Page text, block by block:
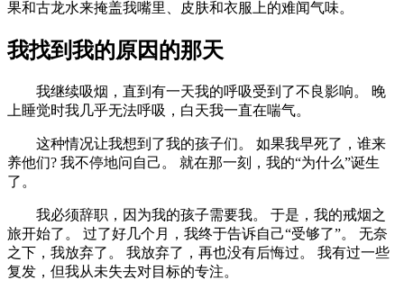
果和古龙水来掩盖我嘴里、皮肤和衣服上的难闻气味。
我找到我的原因的那天
我继续吸烟，直到有一天我的呼吸受到了不良影响。 晚
上睡觉时我几乎无法呼吸，白天我一直在喘气。
这种情况让我想到了我的孩子们。 如果我早死了，谁来
养他们? 我不停地问自己。 就在那一刻，我的“为什么”诞生
了。
我必须辞职，因为我的孩子需要我。 于是，我的戒烟之
旅开始了。 过了好几个月，我终于告诉自己“受够了”。 无奈
之下，我放弃了。 我放弃了，再也没有后悔过。 我有过一些
复发，但我从未失去对目标的专注。